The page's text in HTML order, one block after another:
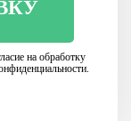
на обработку